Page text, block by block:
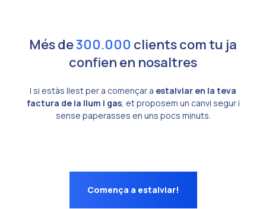
Més de300.000 clients com tu ja
confien en nosaltres
I si estàs llest per a començar a estalviar en la teva
factura de la llum i gas, et proposem un canvi segur i
sense paperasses en uns pocs minuts.
Comença a estalviar!